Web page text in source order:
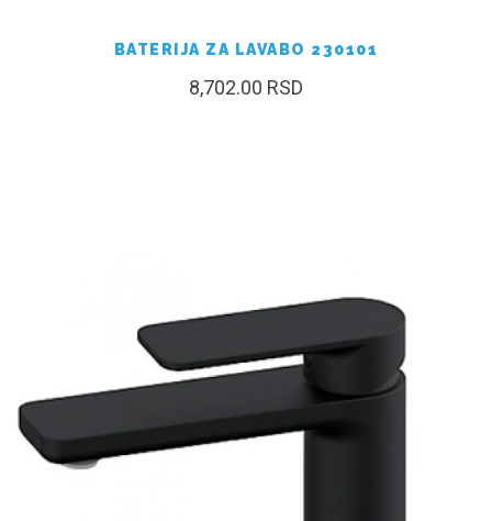
BATERIJA ZA LAVABO 230101
8,702.00 RSD